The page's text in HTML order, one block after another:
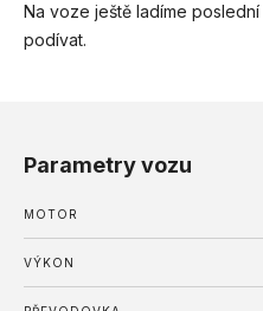
Na voze ještě ladíme
podívat.
Parametry vozu
MOTOR
VÝKON